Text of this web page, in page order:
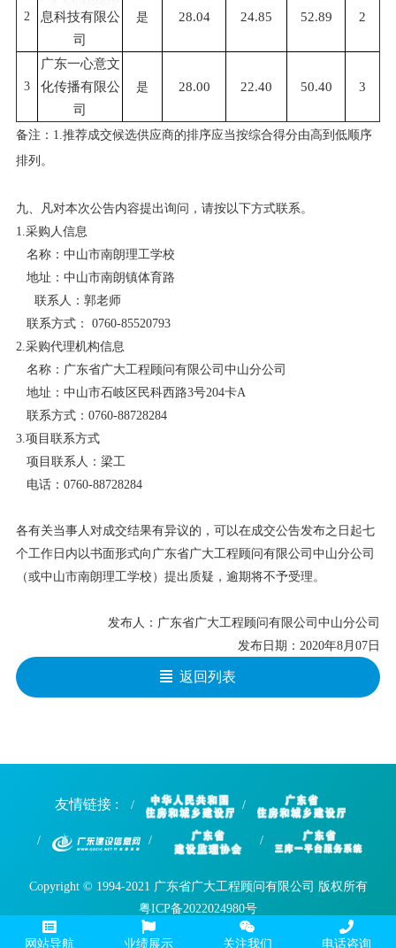
2
息科技有限公
司
是 28.04 24.85 52.89 2
3
广东一心意文
化传播有限公
司
是 28.00 22.40 50.40 3
备注： 1.推荐成交候选供应商的排序应当按综合得分由高到低顺序
排列。
九、凡对本次公告内容提出询问，请按以下方式联系。
1.采购人信息
名称： 中山市南朗理工学校
地址： 中山市南朗镇体育路
联系人： 郭老师
联系方式：
0760-85520793
2.采购代理机构信息
名称： 广东省广大工程顾问有限公司中山分公司
地址： 中山市石岐区民科西路3号204卡A
联系方式： 0760-88728284
3.项目联系方式
项目联系人： 梁工
电话： 0760-88728284
各有关当事人对成交结果有异议的，可以在成交公告发布之日起七
个工作日内以书面形式向 广东省广大工程顾问有限公司中山分公司
（或中山市南朗理工学校 ）提出质疑，逾期将不予受理。
发布人： 广东省广大工程顾问有限公司中山分公司
发布日期： 2020年8 月 07 日
返回列表
友情链接 :
Copyright © 1994-2021 广东省广大工程顾问有限公司 版权所有
粤ICP备2022024980号
网站导航 业绩展示 关注我们 电话咨询